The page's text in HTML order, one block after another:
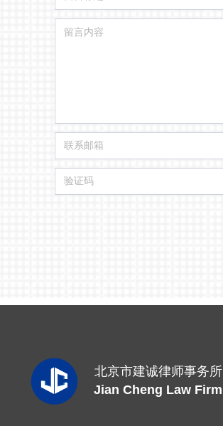
Jian Cheng Law Firm
北京市建诚律师事务所